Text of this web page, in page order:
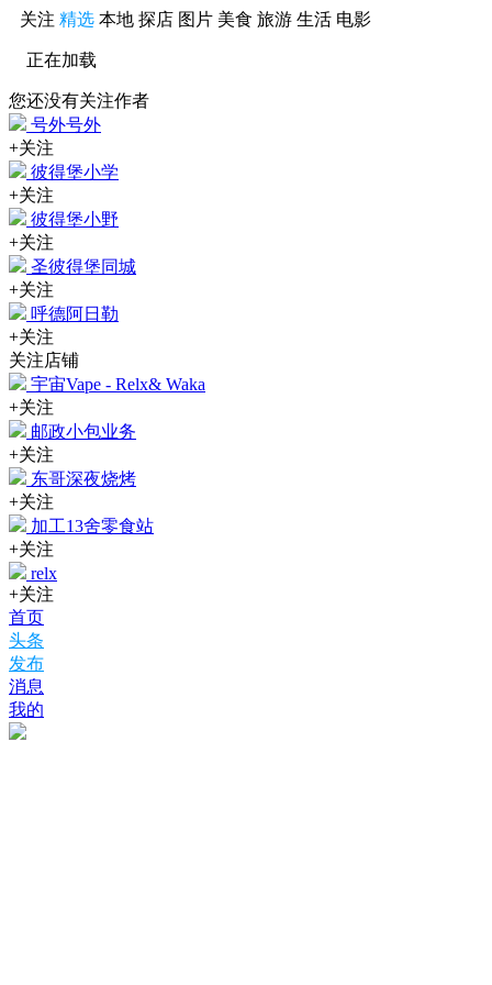
关注 精选 本地 探店 图片 美食 旅游 生活 电影
正在加载
您还没有关注作者
号外号外
+关注
彼得堡小学
+关注
彼得堡小野
+关注
圣彼得堡同城
+关注
呼德阿日勒
+关注
关注店铺
宇宙Vape - Relx& Waka
+关注
邮政小包业务
+关注
东哥深夜烧烤
+关注
加工13舍零食站
+关注
relx
+关注
首页
头条
发布
消息
我的